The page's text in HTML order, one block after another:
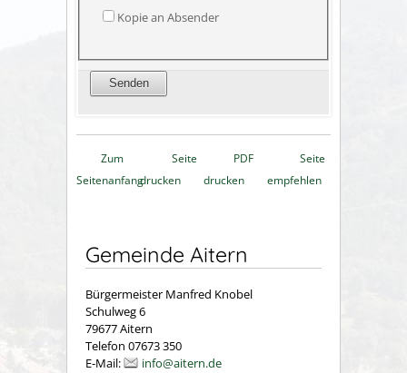
Kopie an Absender
Zum
Seitenanfang
Seite
drucken
PDF
drucken
Seite
empfehlen
Gemeinde Aitern
Bürgermeister Manfred Knobel
Schulweg 6
79677 Aitern
Telefon 07673 350
E-Mail:
info@aitern.de